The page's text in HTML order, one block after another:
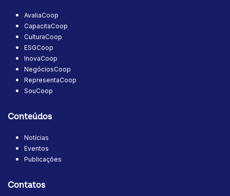
AvaliaCoop
CapacitaCoop
CulturaCoop
ESGCoop
InovaCoop
NegóciosCoop
RepresentaCoop
SouCoop
Conteúdos
Notícias
Eventos
Publicações
Contatos